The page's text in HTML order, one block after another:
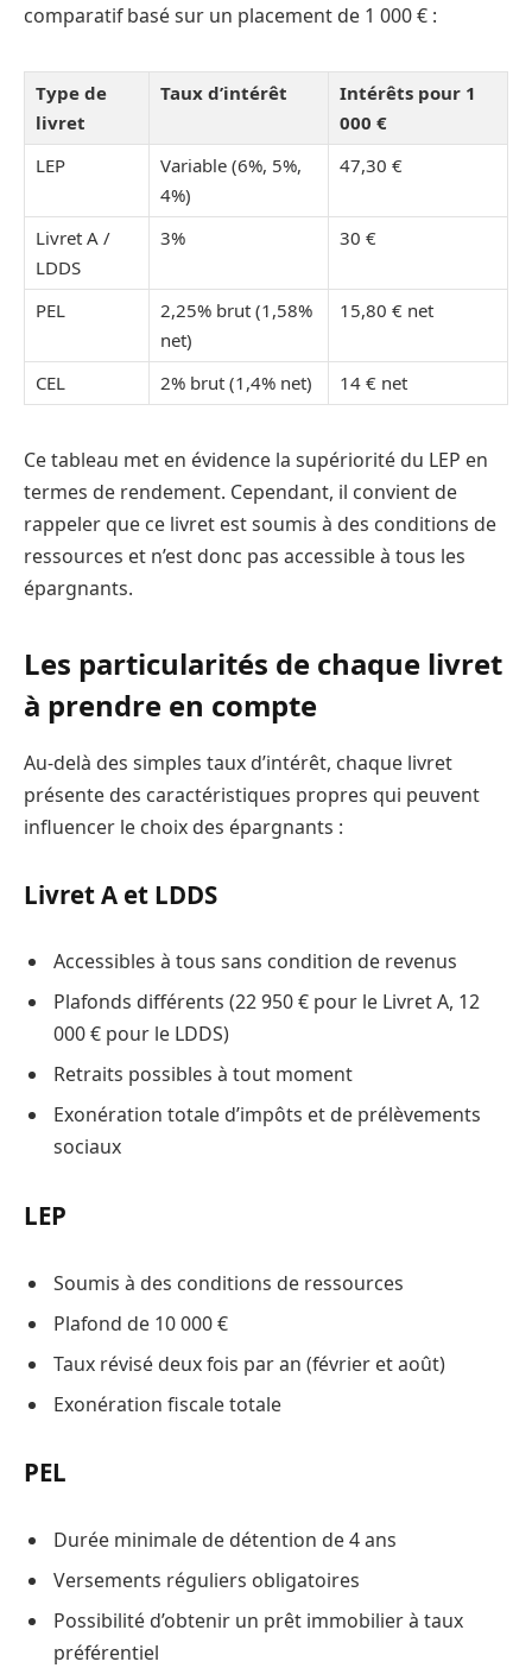
comparatif basé sur un placement de 1 000 € :
Type de
livret
Taux d’intérêt
Intérêts pour 1
000 €
LEP
Variable (6%, 5%,
4%)
47,30 €
Livret A /
LDDS
3% 30 €
PEL
2,25% brut (1,58%
net)
15,80 € net
CEL 2% brut (1,4% net) 14 € net
Ce tableau met en évidence la supériorité du LEP en
termes de rendement. Cependant, il convient de
rappeler que ce livret est soumis à des conditions de
ressources et n’est donc pas accessible à tous les
épargnants.
Les particularités de chaque livret
à prendre en compte
Au-delà des simples taux d’intérêt, chaque livret
présente des caractéristiques propres qui peuvent
influencer le choix des épargnants :
Livret A et LDDS
Accessibles à tous sans condition de revenus
Plafonds différents (22 950 € pour le Livret A, 12
000 € pour le LDDS)
Retraits possibles à tout moment
Exonération totale d’impôts et de prélèvements
sociaux
LEP
Soumis à des conditions de ressources
Plafond de 10 000 €
Taux révisé deux fois par an (février et août)
Exonération fiscale totale
PEL
Durée minimale de détention de 4 ans
Versements réguliers obligatoires
Possibilité d’obtenir un prêt immobilier à taux
préférentiel